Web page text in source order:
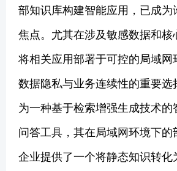
部知识库构建智能应用，已成为
焦点。尤其在涉及敏感数据和核
将相关应用部署于可控的局域
数据隐私与业务连续性的重要
为一种基于检索增强生成技术
问答工具，其在局域网环境下的
企业提供了一个将静态知识转